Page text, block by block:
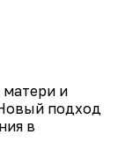
и
подход
в